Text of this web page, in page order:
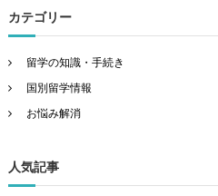
カテゴリー
留学の知識・手続き
国別留学情報
お悩み解消
人気記事